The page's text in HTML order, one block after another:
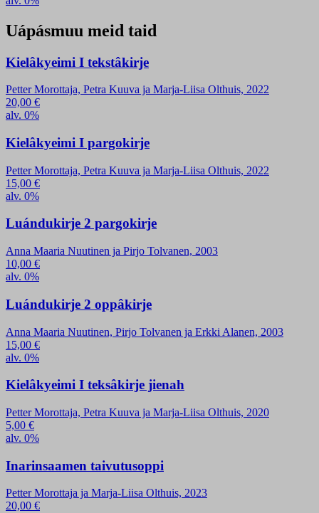
Uápásmuu meid taid
Kielâkyeimi I tekstâkirje
Petter Morottaja, Petra Kuuva ja Marja-Liisa Olthuis, 2022
20,00 €
alv. 0%
Kielâkyeimi I pargokirje
Petter Morottaja, Petra Kuuva ja Marja-Liisa Olthuis, 2022
15,00 €
alv. 0%
Luándukirje 2 pargokirje
Anna Maaria Nuutinen ja Pirjo Tolvanen, 2003
10,00 €
alv. 0%
Luándukirje 2 oppâkirje
Anna Maaria Nuutinen, Pirjo Tolvanen ja Erkki Alanen, 2003
15,00 €
alv. 0%
Kielâkyeimi I teksâkirje jienah
Petter Morottaja, Petra Kuuva ja Marja-Liisa Olthuis, 2020
5,00 €
alv. 0%
Inarinsaamen taivutusoppi
Petter Morottaja ja Marja-Liisa Olthuis, 2023
20,00 €